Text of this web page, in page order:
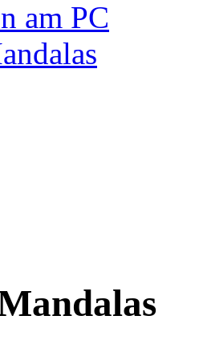
am PC